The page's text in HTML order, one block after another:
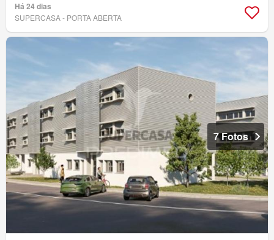
Há 24 dias
SUPERCASA - PORTA ABERTA
7 Fotos